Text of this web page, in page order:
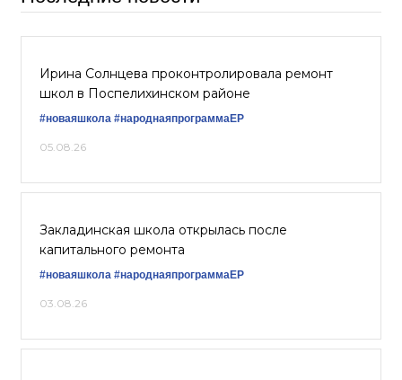
Ирина Солнцева проконтролировала ремонт
школ в Поспелихинском районе
#новаяшкола #народнаяпрограммаЕР
05.08.26
Закладинская школа открылась после
капитального ремонта
#новаяшкола #народнаяпрограммаЕР
03.08.26